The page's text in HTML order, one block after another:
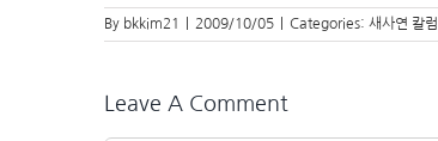
By bkkim21 2009/10/05 Categories: 새사연 칼럼
Leave A Comment